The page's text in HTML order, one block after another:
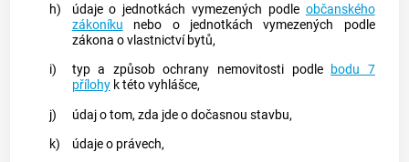
h)
údaje o jednotkách vymezených podle občanského
zákoníku nebo o jednotkách vymezených podle
zákona o vlastnictví bytů,
i)
typ a způsob ochrany nemovitosti podle bodu 7
přílohyk této vyhlášce,
j)
údaj o tom, zda jde o dočasnou stavbu,
k)
údaje o právech,